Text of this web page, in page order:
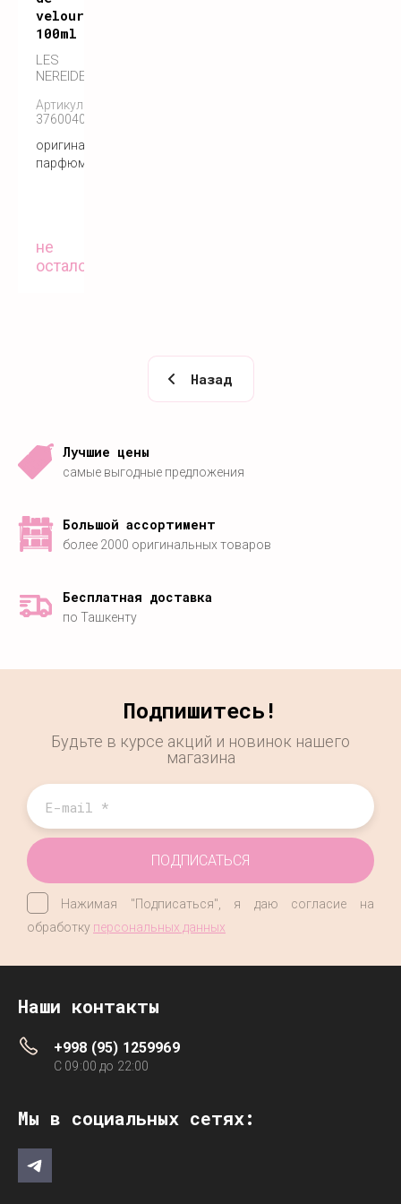
velours
100ml
LES
NEREIDES
Артикул:
3760040116174
оригинальный
парфюм
не
осталось
Назад
Лучшие цены
самые выгодные предложения
Большой ассортимент
более 2000 оригинальных товаров
Бесплатная доставка
по Ташкенту
Подпишитесь!
Будьте в курсе акций и новинок нашего
магазина
Нажимая "Подписаться", я даю согласие на
обработку персональных данных
ПОДПИСАТЬСЯ
Наши контакты
+998 (95) 1259969
C 09:00 до 22:00
Мы в социальных сетях: